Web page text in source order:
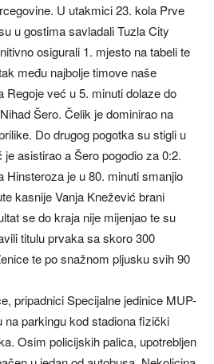
U utakmici 23. kola Prve
u gostima savladali Tuzla City
osigurali 1. mjesto na tabeli te
među najbolje timove naše
Regoje već u 5. minuti dolaze do
Šero. Čelik je dominirao na
Do drugog pogotka su stigli u
asistirao a Šero pogodio za 0:2.
Hinsteroza je u 80. minuti smanjio
kasnije Vanja Knežević brani
se do kraja nije mijenjao te su
titulu prvaka sa skoro 300
te po snažnom pljusku svih 90
pripadnici Specijalne jedinice MUP-
na parkingu kod stadiona fizički
Osim policijskih palica, upotrebljen